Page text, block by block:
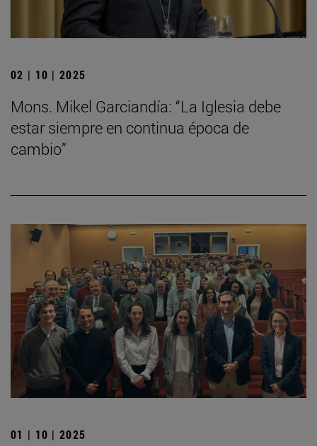
02 | 10 | 2025
Mons. Mikel Garciandía: “La Iglesia debe
estar siempre en continua época de
cambio”
01 | 10 | 2025